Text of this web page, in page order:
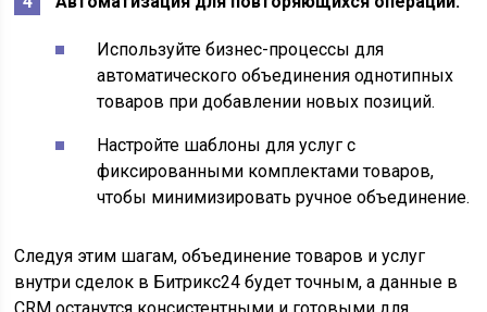
Используйте бизнес-процессы для
автоматического объединения однотипных
товаров при добавлении новых позиций.
Настройте шаблоны для услуг с
фиксированными комплектами товаров,
чтобы минимизировать ручное объединение.
Следуя этим шагам, объединение товаров и услуг
внутри сделок в Битрикс24 будет точным, а данные в